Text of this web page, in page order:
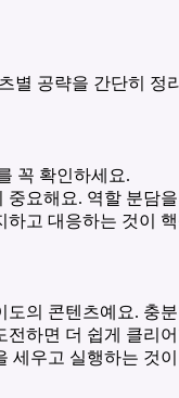
별 공략을 간단히 정
꼭 확인하세요.
중요해요. 역할 분담
하고 대응하는 것이
도의 콘텐츠예요. 충
전하면 더 쉽게 클리
세우고 실행하는 것